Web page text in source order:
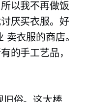
以我不再做饭
厌买衣服。好
卖衣服的商店。
的手工艺品，